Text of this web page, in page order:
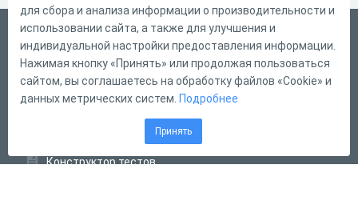
Русский
Справка
Форма обратной связи
Конструктор тестов
для сбора и анализа информации о производительности и
использовании сайта, а также для улучшения и
индивидуальной настройки предоставления информации.
Нажимая кнопку «Принять» или продолжая пользоваться
сайтом, вы соглашаетесь на обработку файлов «Cookie» и
данных метрических систем. Подробнее
Принять